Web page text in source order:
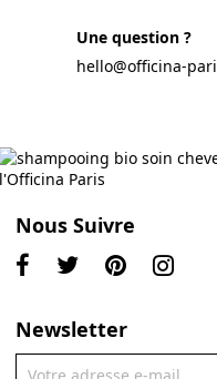
Une question ?
hello@officina-
Nous Suivre
Newsletter